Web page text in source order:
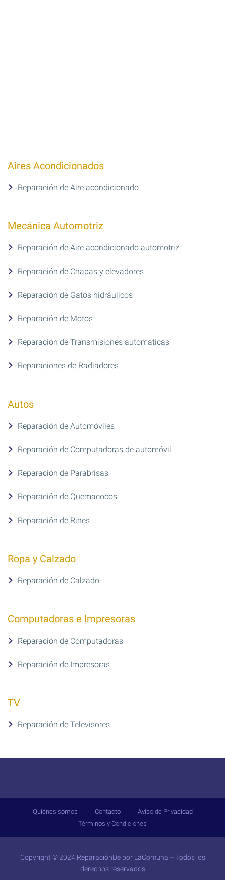
Aires Acondicionados
Reparación de Aire acondicionado
Mecánica Automotriz
Reparación de Aire acondicionado automotriz
Reparación de Chapas y elevadores
Reparación de Gatos hidráulicos
Reparación de Motos
Reparación de Transmisiones automaticas
Reparaciones de Radiadores
Autos
Reparación de Automóviles
Reparación de Computadoras de automóvil
Reparación de Parabrisas
Reparación de Quemacocos
Reparación de Rines
Ropa y Calzado
Reparación de Calzado
Computadoras e Impresoras
Reparación de Computadoras
Reparación de Impresoras
TV
Reparación de Televisores
Quiénes somos Contacto
Aviso de Privacidad
Términos y Condiciones
Copyright © 2024 ReparaciónDe por LaComuna – Todos los
derechos reservados